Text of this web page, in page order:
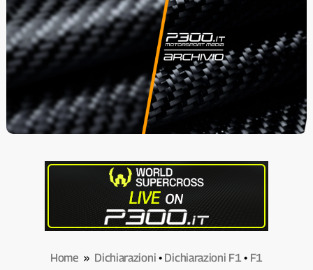
Home » Dichiarazioni • Dichiarazioni F1• F1